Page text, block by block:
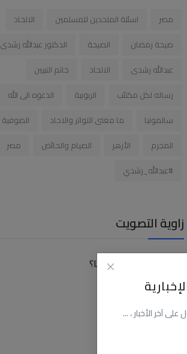
آخر الأخبار ، ...
مصر اسئلة الملحدين للمسلمين
الالحاد
صيحة رمضان
الصيحة
الدكتور عبدالله رشدى
عبدالله رشدى
الالحاد
خاتم النبيين
رساله لكل مكتئب
الربوبية
الدعوه الى الله
سالمونيا
ما معنى التواتر والاحاد
الصوفية
المجرم
الأزهر الصيام والحائض
مصر
#عبدالله_رشدي
زاوية التصويت
كيف توصلت الى موقعنا؟
عن طريق البحث
عن طريق فيسبوك